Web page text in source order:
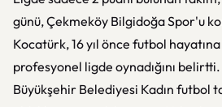
günü, Çekmeköy Bilgidoğa Spor'u
Kocatürk, 16 yıl önce futbol hayatına
profesyonel ligde oynadığını
Büyükşehir Belediyesi Kadın futbol